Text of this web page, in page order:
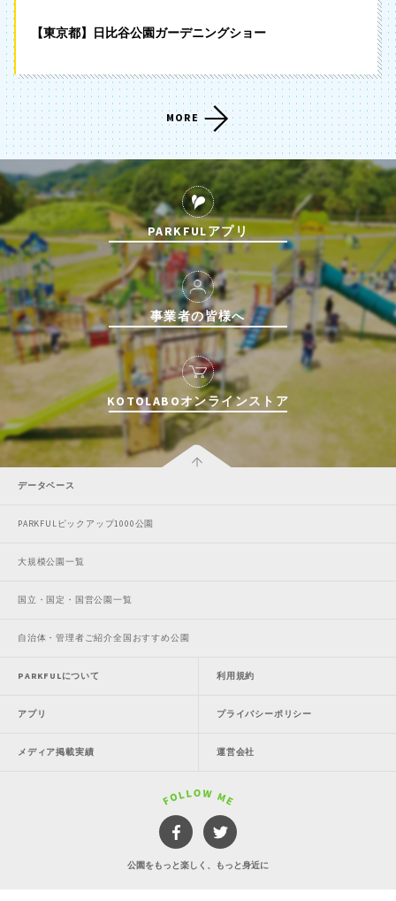
【東京都】日比谷公園ガーデニングショー
MORE
PARKFULアプリ
事業者の皆様へ
KOTOLABOオンラインストア
データベース
PARKFULピックアップ1000公園
大規模公園一覧
国立・国定・国営公園一覧
自治体・管理者ご紹介全国おすすめ公園
PARKFULについて
アプリ
メディア掲載実績
利用規約
プライバシーポリシー
運営会社
公園をもっと楽しく、もっと身近に